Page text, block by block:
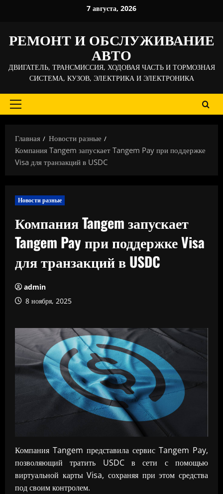
7 августа, 2026
РЕМОНТ И ОБСЛУЖИВАНИЕ
АВТО
ДВИГАТЕЛЬ, ТРАНСМИССИЯ, ХОДОВАЯ ЧАСТЬ И ТОРМОЗНАЯ
СИСТЕМА, КУЗОВ, ЭЛЕКТРИКА И ЭЛЕКТРОНИКА
Основное
Главная
Новости разные
Компания Tangem запускает Tangem Pay при поддержке
Visa для транзакций в USDC
Новости разные
Компания Tangem запускает
Tangem Pay при поддержке Visa
для транзакций в USDC
admin
8 ноября, 2025
Компания Tangem представила сервис Tangem Pay,
позволяющий тратить USDC в сети с помощью
виртуальной карты Visa, сохраняя при этом средства
под своим контролем.